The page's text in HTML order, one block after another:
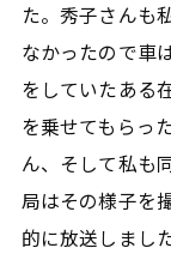
た。秀子さんも
なかったので車
をしていたある
を乗せてもらっ
ん、そして私も
局はその様子を
的に放送しまし